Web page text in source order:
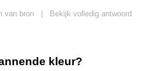
van bron
Bekijk volledig antwoord
kleur?